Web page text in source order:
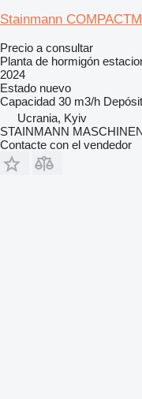
Stainmann
Precio a consultar
Planta de hormigón
2024
Estado nuevo
Capacidad 30 m3/h
Ucrania, Kyiv
STAINMANN
Contacte con el vendedor